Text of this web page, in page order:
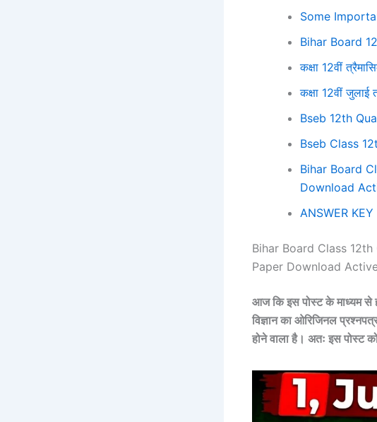
Some
Bihar Board
कक्षा 12वीं
कक्षा 12वीं जुलाई
Bseb 12th
Bseb Class
Bihar Board
Download
ANSWER
Bihar Board Class
Paper Download
आज कि इस पोस्ट के माध्यम से
विज्ञानका ओरिजिनल
होने वाला है। अतः इस पोस्ट